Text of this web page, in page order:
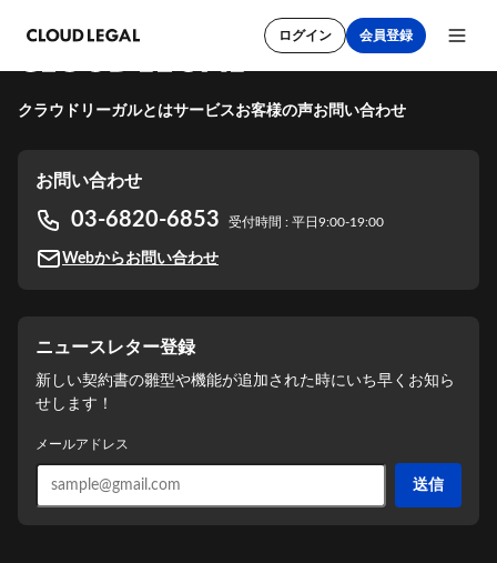
ログイン 会員登録
クラウドリーガルとはサービスお客様の声お問い合わせ
お問い合わせ
03-6820-6853 受付時間 : 平日9:00-19:00
Webからお問い合わせ
ニュースレター登録
新しい契約書の雛型や機能が追加された時にいち早くお知ら
せします！
メールアドレス
送信
新規会員登録
メールアドレス